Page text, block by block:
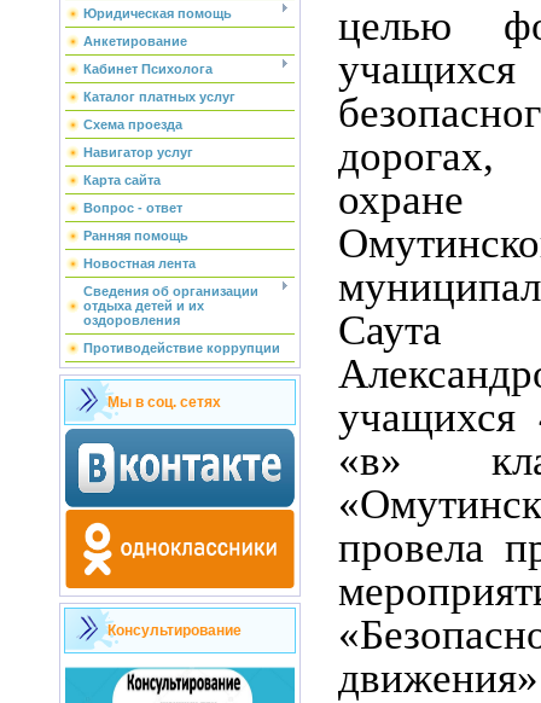
Юридическая помощь
Анкетирование
Кабинет Психолога
Каталог платных услуг
Схема проезда
Навигатор услуг
Карта сайта
Вопрос - ответ
Ранняя помощь
Новостная лента
Сведения об организации
отдыха детей и их
оздоровления
Противодействие коррупции
Мы в соц. сетях
Консультирование
целью
«в»
провела